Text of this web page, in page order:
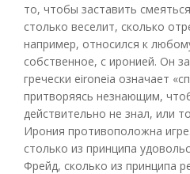
то, чтобы заставить
столько веселит, сколько
например, относился к
собственное, с иронией. Он
гречески eironeia означает
притворяясь незнающим,
действительно не знал, или
Ирония противоположна
столько из принципа
Фрейд, сколько из принципа